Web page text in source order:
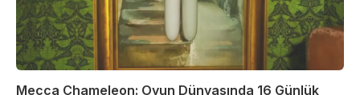
Mecca Chameleon: Oyun Dünyasında 16 Günlük